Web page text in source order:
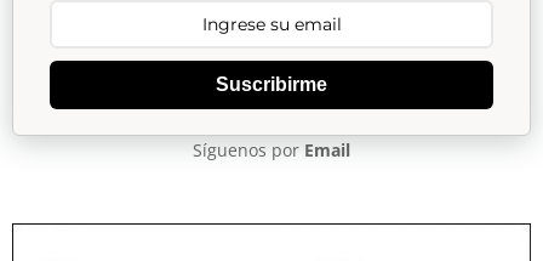
Suscribirme
Síguenos por Email